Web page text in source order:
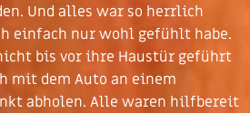
Und alles war so herrlich
einfach nur wohl gefühlt habe.
bis vor ihre Haustür geführt
mit dem Auto an einem
abholen. Alle waren hilfbereit